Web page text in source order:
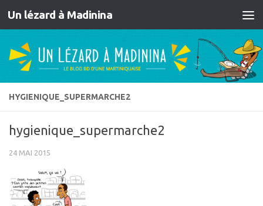
Skip to content
Un lézard à Madinina
HYGIENIQUE_SUPERMARCHE2
hygienique_supermarche2
24 MAI 2015